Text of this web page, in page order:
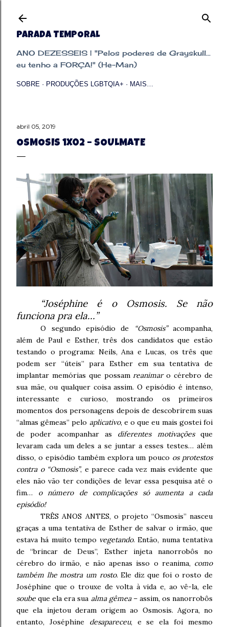
PARADA TEMPORAL
ANO DEZESSEIS | "Pelos poderes de Grayskull...
eu tenho a FORÇA!" (He-Man)
SOBRE PRODUÇÕES LGBTQIA+ MAIS…
abril 05, 2019
OSMOSIS 1X02 – SOULMATE
“Joséphine é o Osmosis. Se não
funciona pra ela…”
O segundo episódio de “Osmosis”acompanha,
além de Paul e Esther, três dos candidatos que estão
testando o programa: Neils, Ana e Lucas, os três que
podem ser “úteis” para Esther em sua tentativa de
implantar memórias que possamreanimaro cérebro de
sua mãe, ou qualquer coisa assim. O episódio é intenso,
interessante e curioso, mostrando os primeiros
momentos dos personagens depois de descobrirem suas
“almas gêmeas” pelo aplicativo, e o que eu mais gostei foi
de poder acompanhar as diferentes motivaçõesque
levaram cada um deles a se juntar a esses testes… além
disso, o episódio também explora um pouco os protestos
contra o “Osmosis”, e parece cada vez mais evidente que
eles não vão ter condições de levar essa pesquisa até o
fim… o número de complicações só aumenta a cada
episódio!
TRÊS ANOS ANTES, o projeto “Osmosis” nasceu
graças a uma tentativa de Esther de salvar o irmão, que
estava há muito tempo vegetando. Então, numa tentativa
de “brincar de Deus”, Esther injeta nanorrobôs no
cérebro do irmão, e não apenas isso o reanima, como
também lhe mostra um rosto. Ele diz que foi o rosto de
Joséphine que o trouxe de volta à vida e, ao vê-la, ele
soube que ela era sua alma gêmea– assim, os nanorrobôs
que ela injetou deram origem ao Osmosis. Agora, no
entanto, Joséphine desapareceu, e se ela foi mesmo